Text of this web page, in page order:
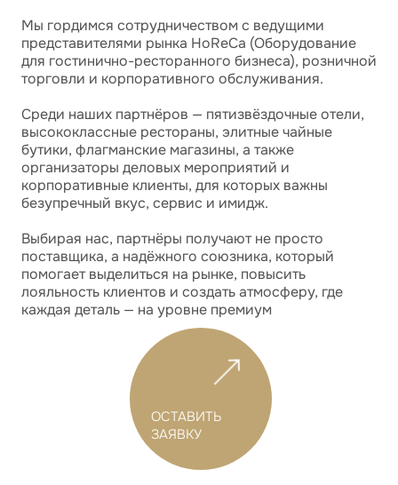
Мы гордимся сотрудничеством с ведущими
представителями рынка HoReCa (Оборудование
для гостинично-ресторанного бизнеса), розничной
торговли и корпоративного обслуживания.
Среди наших партнёров — пятизвёздочные отели,
высококлассные рестораны, элитные чайные
бутики, флагманские магазины, а также
организаторы деловых мероприятий и
корпоративные клиенты, для которых важны
безупречный вкус, сервис и имидж.
Выбирая нас, партнёры получают не просто
поставщика, а надёжного союзника, который
помогает выделиться на рынке, повысить
лояльность клиентов и создать атмосферу, где
каждая деталь — на уровне премиум
ОСТАВИТЬ
ЗАЯВКУ